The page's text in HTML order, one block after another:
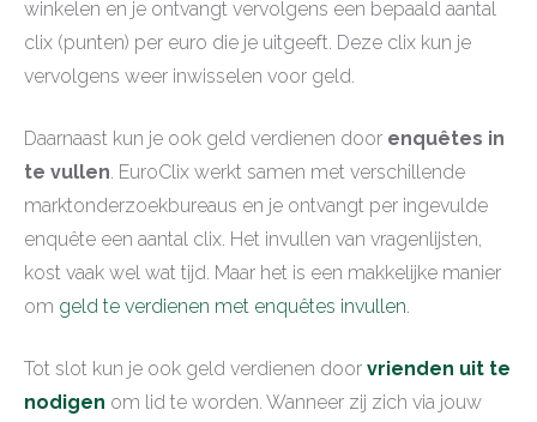
winkelen en je ontvangt vervolgens een bepaald aantal
clix (punten) per euro die je uitgeeft. Deze clix kun je
vervolgens weer inwisselen voor geld.
Daarnaast kun je ook geld verdienen door enquêtes in
te vullen. EuroClix werkt samen met verschillende
marktonderzoekbureaus en je ontvangt per ingevulde
enquête een aantal clix. Het invullen van vragenlijsten,
kost vaak wel wat tijd. Maar het is een makkelijke manier
om geld te verdienen met enquêtes invullen.
Tot slot kun je ook geld verdienen door vrienden uit te
nodigen om lid te worden. Wanneer zij zich via jouw